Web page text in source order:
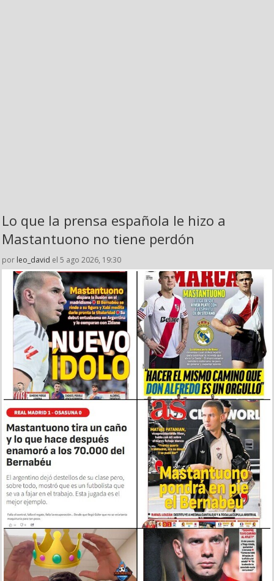
Lo que la prensa española le hizo a
Mastantuono no tiene perdón
por leo_david el 5 ago 2026, 19:30